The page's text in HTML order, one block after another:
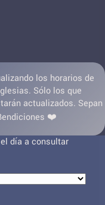
los horarios de
Sólo los que
actualizados. Sepan
❤️
día a consultar